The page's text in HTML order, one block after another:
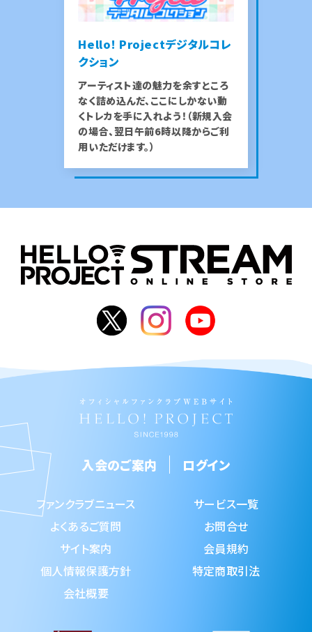
Hello! Projectデジタルコレ
クション
アーティスト達の魅力を余すところ
なく詰め込んだ、ここにしかない動
くトレカを手に入れよう！（新規入会
の場合、翌日午前6時以降からご利
用いただけます。）
入会のご案内 ログイン
ファンクラブニュース
サービス一覧
よくあるご質問
お問合せ
サイト案内
会員規約
個人情報保護方針
特定商取引法
会社概要